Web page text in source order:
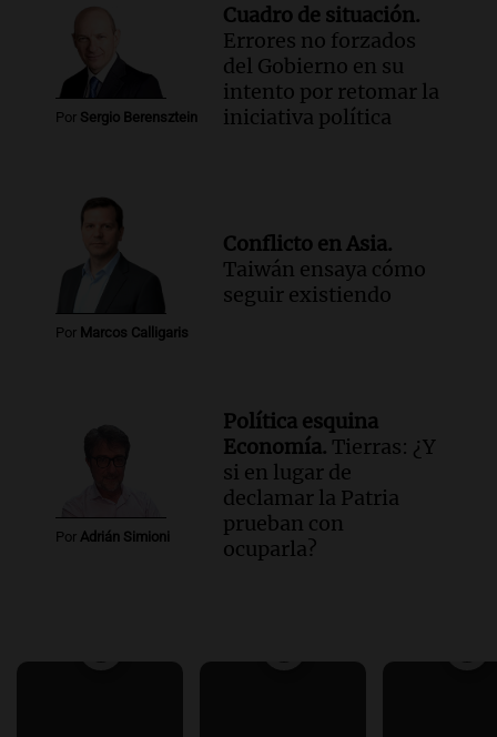
Por Sergio Berensztein
Cuadro de situación.
Errores no forzados
del Gobierno en su
intento por retomar la
iniciativa política
Por Marcos Calligaris
Conflicto en Asia.
Taiwán ensaya cómo
seguir existiendo
Por Adrián Simioni
Política esquina
Economía. Tierras: ¿Y
si en lugar de
declamar la Patria
prueban con
ocuparla?